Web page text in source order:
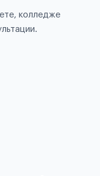
колледже